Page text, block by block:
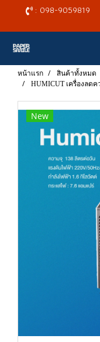
: 098-9059819
หน้าแรก สินค้าทั้งหมด
HUMICUT เครื่องลด
New